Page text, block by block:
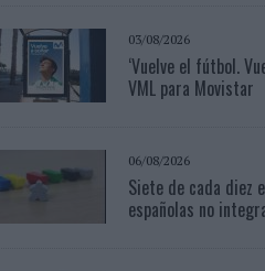
03/08/2026
‘Vuelve el fútbol.
VML para Movistar
06/08/2026
Siete de cada diez
españolas no